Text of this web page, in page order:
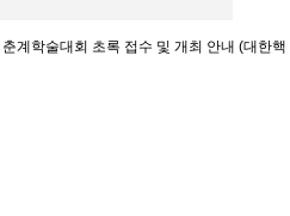
계학술대회 초록 접수 및 개최 안내 (대한핵